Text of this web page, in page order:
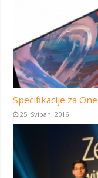
Specifikacije za
25. Svibanj 2016